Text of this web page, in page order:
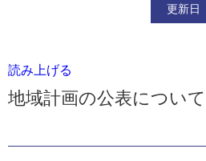
更新日
読み上げる
地域計画の公表について